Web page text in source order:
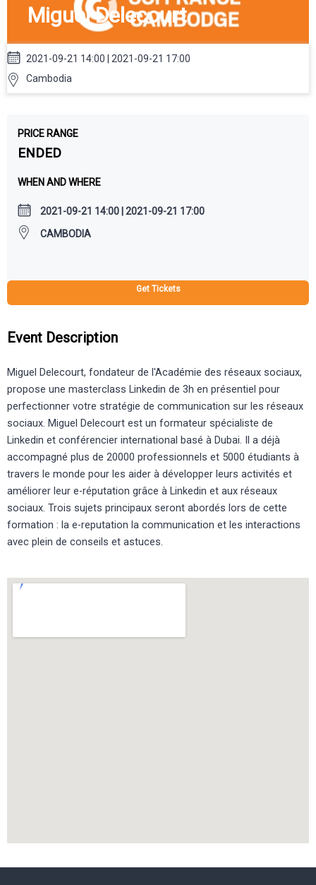
Miguel Delecourt
2021-09-21 14:00 | 2021-09-21 17:00
Cambodia
PRICE RANGE
ENDED
WHEN AND WHERE
2021-09-21 14:00 | 2021-09-21 17:00
CAMBODIA
Get Tickets
Event Description
Miguel Delecourt, fondateur de l'Académie des réseaux sociaux,
propose une masterclass Linkedin de 3h en présentiel pour
perfectionner votre stratégie de communication sur les réseaux
sociaux. Miguel Delecourt est un formateur spécialiste de
Linkedin et conférencier international basé à Dubai. Il a déjà
accompagné plus de 20000 professionnels et 5000 étudiants à
travers le monde pour les aider à développer leurs activités et
améliorer leur e-réputation grâce à Linkedin et aux réseaux
sociaux. Trois sujets principaux seront abordés lors de cette
formation : la e-reputation la communication et les interactions
avec plein de conseils et astuces.